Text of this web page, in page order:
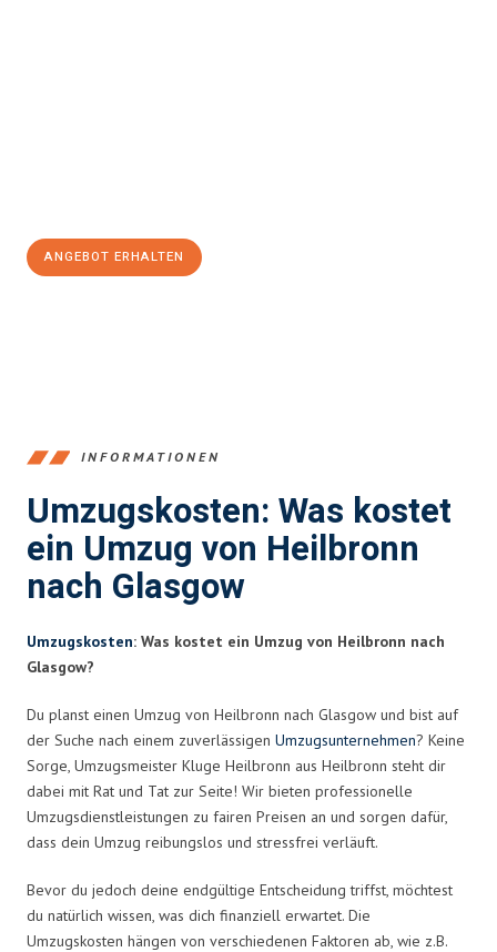
ANGEBOT ERHALTEN
INFORMATIONEN
Umzugskosten: Was kostet
ein Umzug von Heilbronn
nach Glasgow
Umzugskosten: Was kostet ein Umzug von Heilbronn nach
Glasgow?
Du planst einen Umzug von Heilbronn nach Glasgow und bist auf
der Suche nach einem zuverlässigen Umzugsunternehmen? Keine
Sorge, Umzugsmeister Kluge Heilbronn aus Heilbronn steht dir
dabei mit Rat und Tat zur Seite! Wir bieten professionelle
Umzugsdienstleistungen zu fairen Preisen an und sorgen dafür,
dass dein Umzug reibungslos und stressfrei verläuft.
Bevor du jedoch deine endgültige Entscheidung triffst, möchtest
du natürlich wissen, was dich finanziell erwartet. Die
Umzugskosten hängen von verschiedenen Faktoren ab, wie z.B.